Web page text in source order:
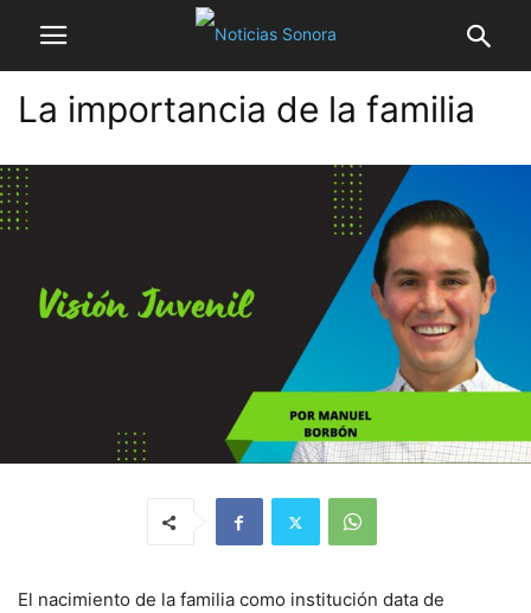
La importancia de la familia
El nacimiento de la familia como institución data de